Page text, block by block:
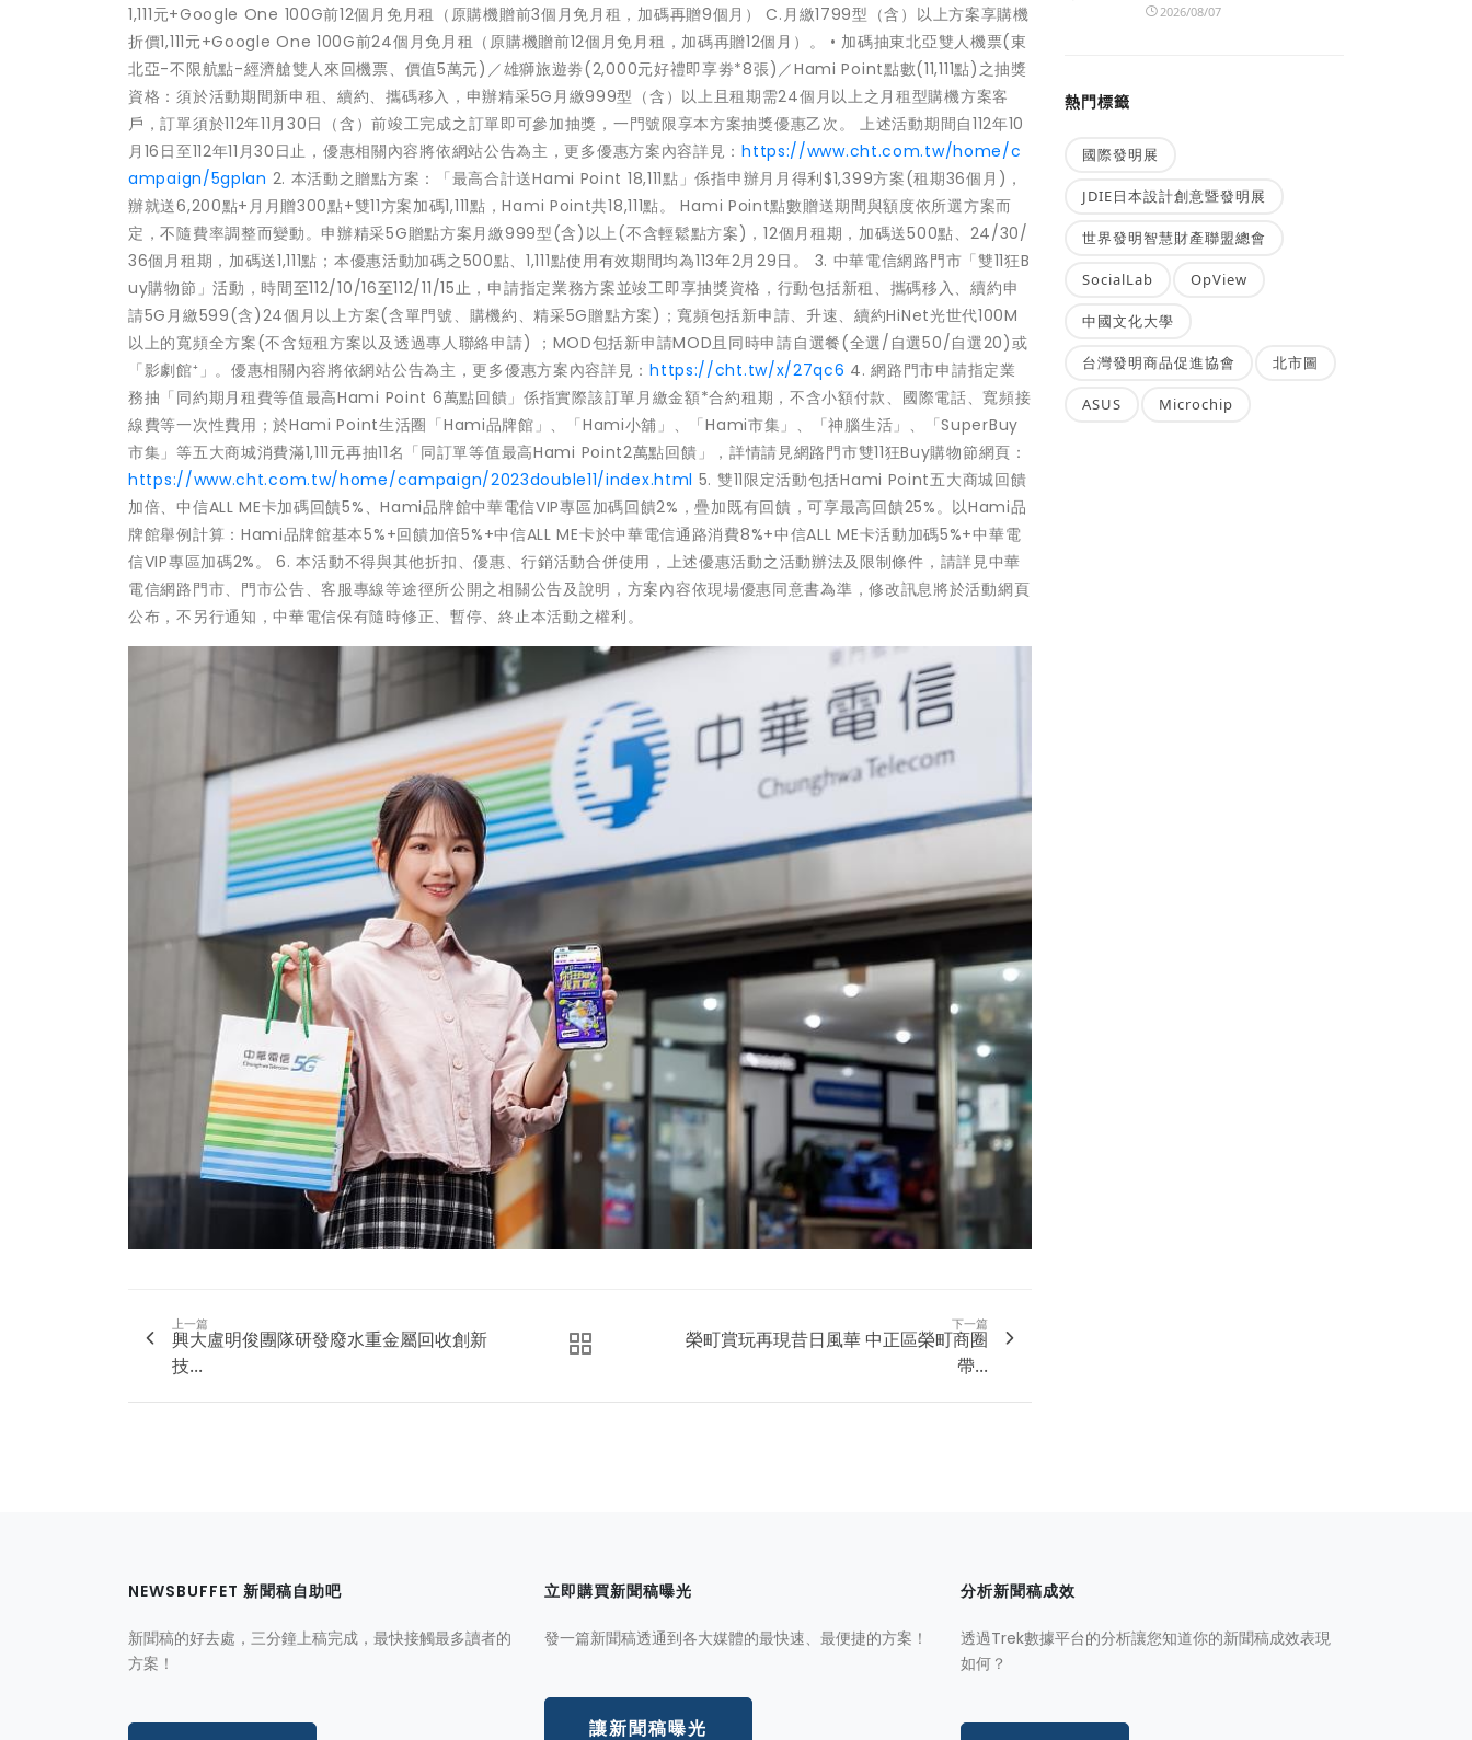
1,111元+Google One 100G前12個月免月租（原購機贈前3個月免月租，加碼再贈9個月） C.月繳1799型（含）以上方案享購機
折價1,111元+Google One 100G前24個月免月租（原購機贈前12個月免月租，加碼再贈12個月）。 • 加碼抽東北亞雙人機票(東
北亞-不限航點-經濟艙雙人來回機票、價值5萬元)／雄獅旅遊劵(2,000元好禮即享劵*8張)／Hami Point點數(11,111點)之抽獎
資格：須於活動期間新申租、續約、攜碼移入，申辦精采5G月繳999型（含）以上且租期需24個月以上之月租型購機方案客
戶，訂單須於112年11月30日（含）前竣工完成之訂單即可參加抽獎，一門號限享本方案抽獎優惠乙次。 上述活動期間自112年10
月16日至112年11月30日止，優惠相關內容將依網站公告為主，更多優惠方案內容詳見：https://www.cht.com.tw/home/c
ampaign/5gplan 2. 本活動之贈點方案：「最高合計送Hami Point 18,111點」係指申辦月月得利$1,399方案(租期36個月)，
辦就送6,200點+月月贈300點+雙11方案加碼1,111點，Hami Point共18,111點。 Hami Point點數贈送期間與額度依所選方案而
定，不隨費率調整而變動。申辦精采5G贈點方案月繳999型(含)以上(不含輕鬆點方案)，12個月租期，加碼送500點、24/30/
36個月租期，加碼送1,111點；本優惠活動加碼之500點、1,111點使用有效期間均為113年2月29日。 3. 中華電信網路門市「雙11狂B
uy購物節」活動，時間至112/10/16至112/11/15止，申請指定業務方案並竣工即享抽獎資格，行動包括新租、攜碼移入、續約申
請5G月繳599(含)24個月以上方案(含單門號、購機約、精采5G贈點方案)；寬頻包括新申請、升速、續約HiNet光世代100M
以上的寬頻全方案(不含短租方案以及透過專人聯絡申請) ；MOD包括新申請MOD且同時申請自選餐(全選/自選50/自選20)或
「影劇館⁺」。優惠相關內容將依網站公告為主，更多優惠方案內容詳見：https://cht.tw/x/27qc6 4. 網路門市申請指定業
務抽「同約期月租費等值最高Hami Point 6萬點回饋」係指實際該訂單月繳金額*合約租期，不含小額付款、國際電話、寬頻接
線費等一次性費用；於Hami Point生活圈「Hami品牌館」、「Hami小舖」、「Hami市集」、「神腦生活」、「SuperBuy
市集」等五大商城消費滿1,111元再抽11名「同訂單等值最高Hami Point2萬點回饋」，詳情請見網路門市雙11狂Buy購物節網頁：
https://www.cht.com.tw/home/campaign/2023double11/index.html 5. 雙11限定活動包括Hami Point五大商城回饋
加倍、中信ALL ME卡加碼回饋5%、Hami品牌館中華電信VIP專區加碼回饋2%，疊加既有回饋，可享最高回饋25%。以Hami品
牌館舉例計算：Hami品牌館基本5%+回饋加倍5%+中信ALL ME卡於中華電信通路消費8%+中信ALL ME卡活動加碼5%+中華電
信VIP專區加碼2%。 6. 本活動不得與其他折扣、優惠、行銷活動合併使用，上述優惠活動之活動辦法及限制條件，請詳見中華
電信網路門市、門市公告、客服專線等途徑所公開之相關公告及說明，方案內容依現場優惠同意書為準，修改訊息將於活動網頁
公布，不另行通知，中華電信保有隨時修正、暫停、終止本活動之權利。
上一篇
興大盧明俊團隊研發廢水重金屬回收創新
技...
下一篇
榮町賞玩再現昔日風華 中正區榮町商圈
帶...
2026/08/07
熱門標籤
國際發明展
JDIE日本設計創意暨發明展
世界發明智慧財產聯盟總會
SocialLab OpView
中國文化大學
台灣發明商品促進協會 北市圖
ASUS Microchip
NEWSBUFFET 新聞稿自助吧
新聞稿的好去處，三分鐘上稿完成，最快接觸最多讀者的
方案！
立即購買新聞稿曝光
發一篇新聞稿透通到各大媒體的最快速、最便捷的方案！
讓新聞稿曝光
分析新聞稿成效
透過Trek數據平台的分析讓您知道你的新聞稿成效表現
如何？